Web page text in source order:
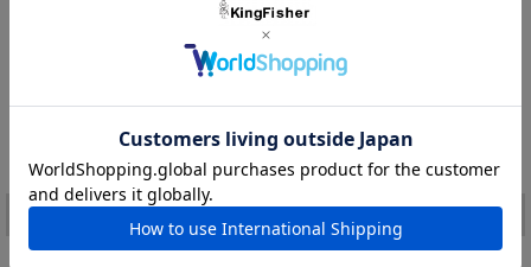
ジグやメタルバイブでは狙えないレンジ、それでは食わないボイ
ルやスレたシーバスでも食わす事ができる。
とにかく、ベイトパターンで超一軍として使え、バチ抜けでも釣
使った事がない若い人も、是非覚えておいてください。
◆size ： 全長 80mm 11.5g
1,861円
[ポイント還元 37ポイント～]
注文